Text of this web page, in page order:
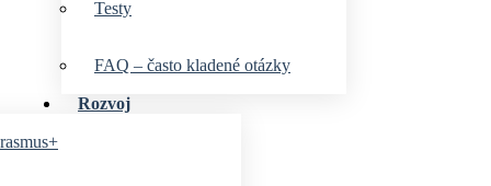
Testy
FAQ – často kladené otázky
Rozvoj